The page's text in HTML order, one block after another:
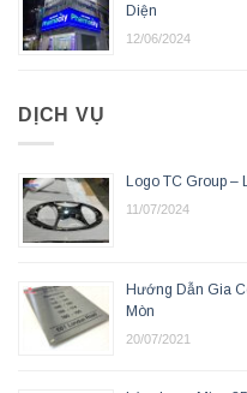
Diện
12/06/2024
DỊCH VỤ
Logo TC Group –
11/07/2024
Hướng Dẫn Gia
Mòn
20/07/2021